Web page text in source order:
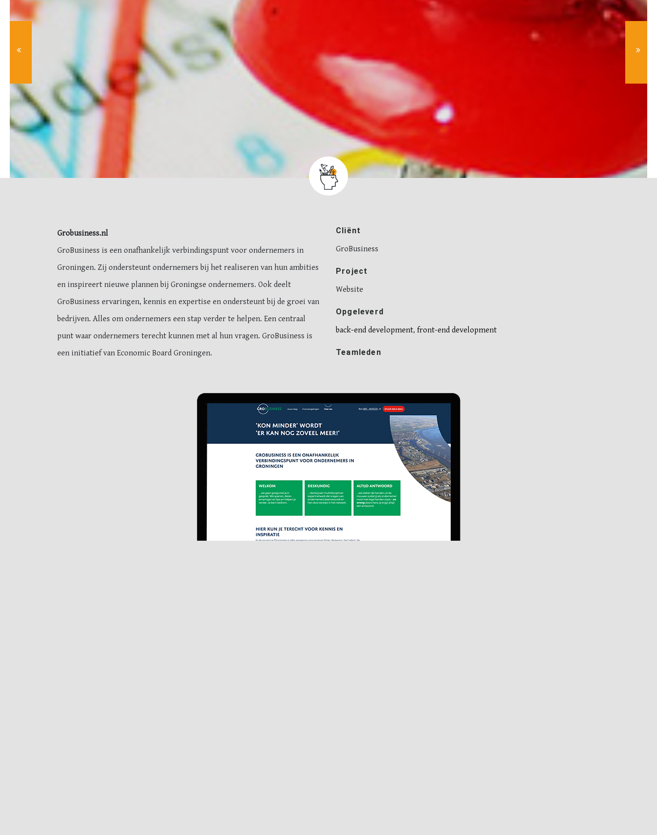
Grobusiness.nl
GroBusiness is een onafhankelijk verbindingspunt voor ondernemers in
Groningen. Zij ondersteunt ondernemers bij het realiseren van hun ambities
en inspireert nieuwe plannen bij Groningse ondernemers. Ook deelt
GroBusiness ervaringen, kennis en expertise en ondersteunt bij de groei van
bedrijven. Alles om ondernemers een stap verder te helpen. Een centraal
punt waar ondernemers terecht kunnen met al hun vragen. GroBusiness is
een initiatief van Economic Board Groningen.
Cliënt
GroBusiness
Project
Website
Opgeleverd
back-end development, front-end development
Teamleden